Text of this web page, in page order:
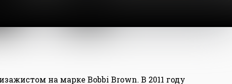
на марке Bobbi Brown. В 2011 году